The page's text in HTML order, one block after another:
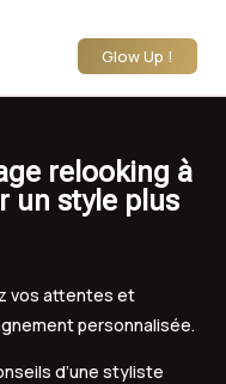
Glow Up !
relooking à
un style plus
vos attentes et
personnalisée.
d’une styliste